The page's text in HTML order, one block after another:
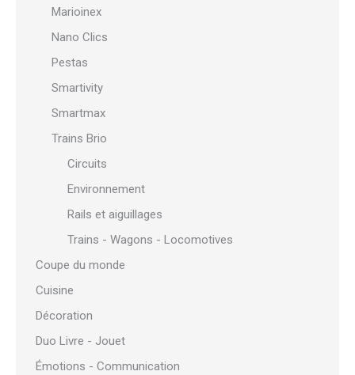
Marioinex
Nano Clics
Pestas
Smartivity
Smartmax
Trains Brio
Circuits
Environnement
Rails et aiguillages
Trains - Wagons - Locomotives
Coupe du monde
Cuisine
Décoration
Duo Livre - Jouet
Émotions - Communication